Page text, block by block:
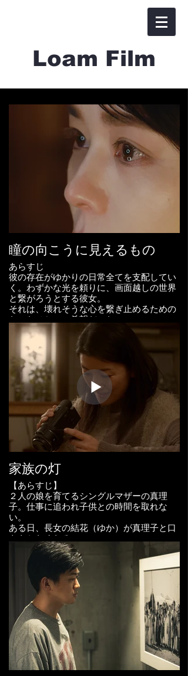
Loam Film
瞳の向こうに見えるもの
あらすじ
彼の存在がゆかりの日常全てを支配してい
く。わずかな光を頼りに、画面越しの世界
と繋がろうとする彼女。
それは、壊れそうな心を繋ぎ止めるための
たったひとつの希望だった。
Cast
みやび
伊藤慶徳
Cinematographer
アイスクライム
大川祥吾
玉貴州統
Hair & Make
Kleuren
原早織
Edited by
JONA Inc.
Music by
Artlist
Written & filmed by
山本尚志
岩槻映画祭2025 入選
家族の灯
【あらすじ】
２人の娘を育てるシングルマザーの真理
子。仕事に追われ子供との時間を取れな
い。
ある日、長女の結花（ゆか）が真理子と口
をきかなくなる。
付箋を通して母と会話する長女。そんな母
と娘３人家族の物語
【本編】
https://www.youtube.com/watch?
v=K4YPVdChdtY
【キャスト】
大山真絵子
宮本凛音
南雲柚月
Meural(特別出演)